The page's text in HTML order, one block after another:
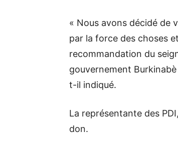
« Nous avons décidé de
par la force des choses
recommandation du
gouvernement
t-il indiqué.
La représentante des
don.